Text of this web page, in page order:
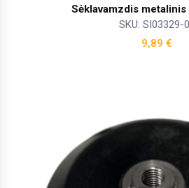
Sėklavamzdis
SKU: SI03329-
9,89 €